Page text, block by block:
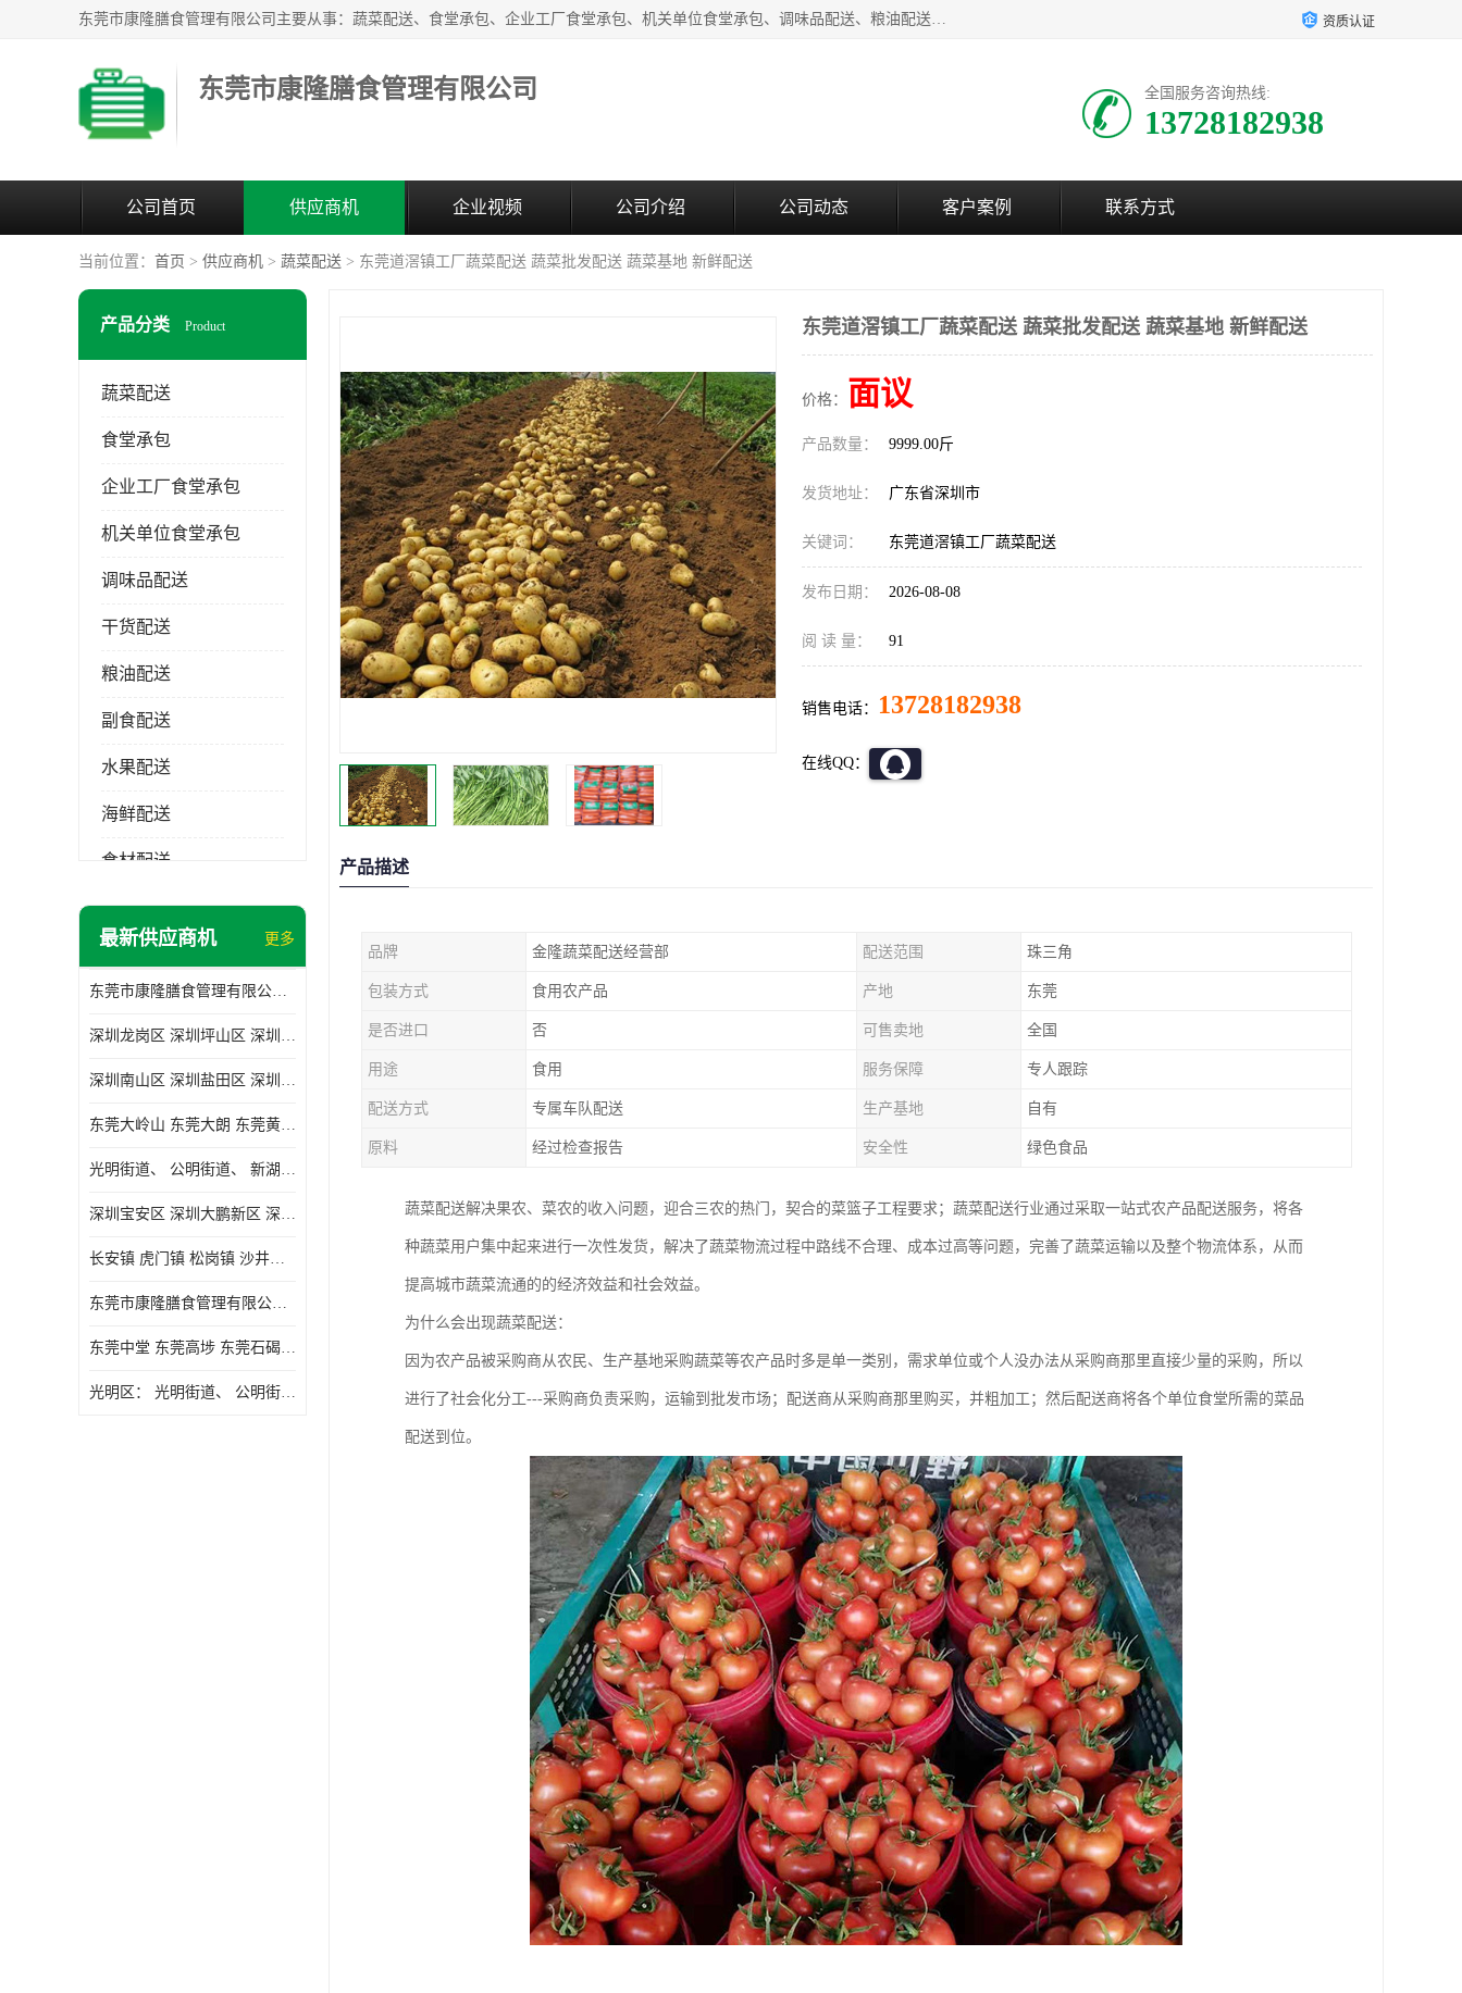
东莞市康隆膳食管理有限公司主要从事：蔬菜配送、食堂承包、企业工厂食堂承包、机关单位食堂承包、调味品配送、粮油配送、干货配送、副食配送、水果配送、海鲜配送等业务，东莞蔬菜配送电话，咨询在线客服。 资质认证
东莞市康隆膳食管理有限公司 全国服务咨询热线:
13728182938
公司首页 供应商机 企业视频 公司介绍 公司动态 客户案例 联系方式
当前位置： 首页 > 供应商机 > 蔬菜配送 > 东莞道滘镇工厂蔬菜配送 蔬菜批发配送 蔬菜基地 新鲜配送
产品分类 Product
蔬菜配送
食堂承包
企业工厂食堂承包
机关单位食堂承包
调味品配送
干货配送
粮油配送
副食配送
水果配送
海鲜配送
食材配送
最新供应商机 更多
东莞市康隆膳食管理有限公司主要经营蔬菜配送 东莞食堂承包 光明蔬菜配送 深圳市食堂承包 深圳市蔬菜配送等业务 欢迎咨询了解
深圳龙岗区 深圳坪山区 深圳光明区 深圳龙华区
深圳南山区 深圳盐田区 深圳福田区 深圳罗湖区 深圳龙岗区
东莞大岭山 东莞大朗 东莞黄江 东莞樟木头 蔬菜配送
光明街道、 公明街道、 新湖街道、
深圳宝安区 深圳大鹏新区 深圳特别合作区
长安镇 虎门镇 松岗镇 沙井镇 公明镇 莞城街道 南城街道 东城街道 万江街道 石碣镇 石龙镇 茶山镇 石排镇 企石镇 横沥镇
东莞市康隆膳食管理有限公司 长安蔬菜配送 虎门蔬菜配送 大岭山蔬菜配送
东莞中堂 东莞高埗 东莞石碣 东莞望牛墩 东莞洪梅 东莞道滘 东莞石龙镇 东莞石排镇
光明区： 光明街道、 公明街道、 新湖街道、 凤凰街道、 玉塘街道、 马田街道
东莞道滘镇工厂蔬菜配送 蔬菜批发配送 蔬菜基地 新鲜配送
价格： 面议
产品数量： 9999.00斤
发货地址： 广东省深圳市
关键词： 东莞道滘镇工厂蔬菜配送
发布日期： 2026-08-08
阅 读 量： 91
销售电话： 13728182938
在线QQ：
产品描述
品牌 金隆蔬菜配送经营部 配送范围 珠三角
包装方式 食用农产品 产地 东莞
是否进口 否 可售卖地 全国
用途 食用 服务保障 专人跟踪
配送方式 专属车队配送 生产基地 自有
原料 经过检查报告 安全性 绿色食品
蔬菜配送解决果农、菜农的收入问题，迎合三农的热门，契合的菜篮子工程要求；蔬菜配送行业通过采取一站式农产品配送服务，将各
种蔬菜用户集中起来进行一次性发货，解决了蔬菜物流过程中路线不合理、成本过高等问题，完善了蔬菜运输以及整个物流体系，从而
提高城市蔬菜流通的的经济效益和社会效益。
为什么会出现蔬菜配送：
因为农产品被采购商从农民、生产基地采购蔬菜等农产品时多是单一类别，需求单位或个人没办法从采购商那里直接少量的采购，所以
进行了社会化分工---采购商负责采购，运输到批发市场；配送商从采购商那里购买，并粗加工；然后配送商将各个单位食堂所需的菜品
配送到位。